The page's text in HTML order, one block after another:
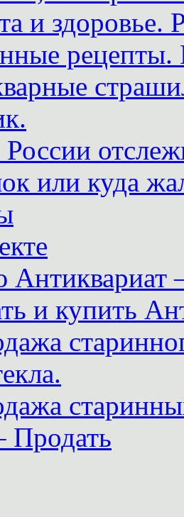
и здоровье.
рецепты.
или куда
Антиквариат
и купить
Продать